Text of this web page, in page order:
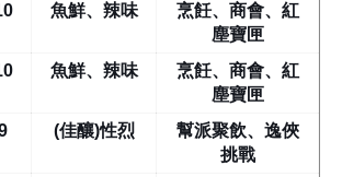
魚鮮、辣味
烹飪、商會、紅
塵寶匣
魚鮮、辣味
烹飪、商會、紅
塵寶匣
(佳釀)性烈
幫派聚飲、逸俠
挑戰